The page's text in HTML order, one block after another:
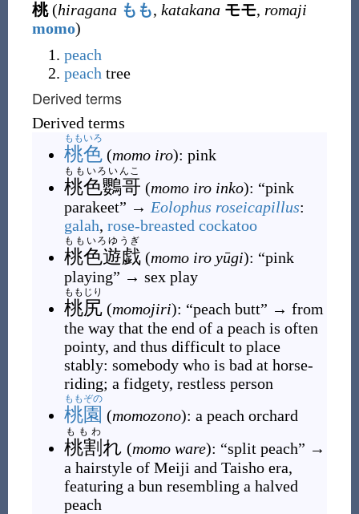
桃 (hiragana もも, katakana モモ, romaji
momo)
peach
peach tree
Derived terms
Derived terms
桃色
ももいろ
(momo iro): pink
桃色鸚哥
ももいろいんこ
(momo iro inko): “pink
parakeet” → Eolophus roseicapillus:
galah, rose-breasted cockatoo
桃色遊戯
ももいろゆうぎ
(momo iro yūgi): “pink
playing” → sex play
桃尻
ももじり
(momojiri): “peach butt” → from
the way that the end of a peach is often
pointy, and thus difficult to place
stably: somebody who is bad at horse-
riding; a fidgety, restless person
桃園
ももぞの
(momozono): a peach orchard
桃割
ももわ
れ (momo ware): “split peach” →
a hairstyle of Meiji and Taisho era,
featuring a bun resembling a halved
peach